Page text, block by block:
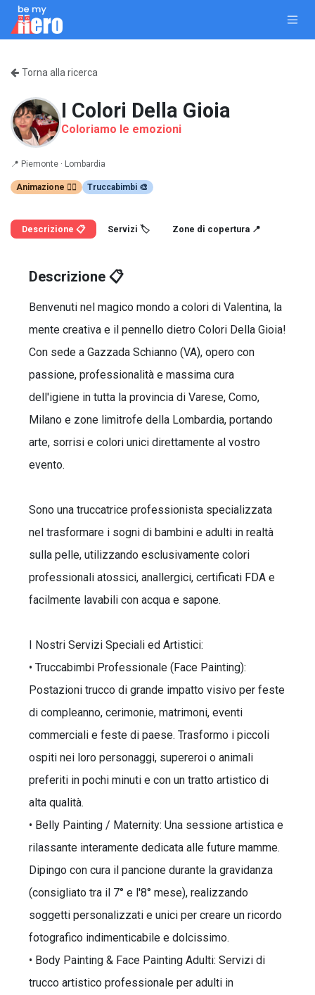
Passa al contenuto
Torna alla ricerca
I Colori Della Gioia
Coloriamo le emozioni
📍 Piemonte · Lombardia
Animazione 🤹‍♂️ Truccabimbi 🎨
Descrizione 📋 Servizi 🏷️ Zone di copertura 📍
Descrizione 📋
Benvenuti nel magico mondo a colori di Valentina, la
mente creativa e il pennello dietro Colori Della Gioia!
Con sede a Gazzada Schianno (VA), opero con
passione, professionalità e massima cura
dell'igiene in tutta la provincia di Varese, Como,
Milano e zone limitrofe della Lombardia, portando
arte, sorrisi e colori unici direttamente al vostro
evento.
Sono una truccatrice professionista specializzata
nel trasformare i sogni di bambini e adulti in realtà
sulla pelle, utilizzando esclusivamente colori
professionali atossici, anallergici, certificati FDA e
facilmente lavabili con acqua e sapone.
I Nostri Servizi Speciali ed Artistici:
• Truccabimbi Professionale (Face Painting):
Postazioni trucco di grande impatto visivo per feste
di compleanno, cerimonie, matrimoni, eventi
commerciali e feste di paese. Trasformo i piccoli
ospiti nei loro personaggi, supereroi o animali
preferiti in pochi minuti e con un tratto artistico di
alta qualità.
• Belly Painting / Maternity: Una sessione artistica e
rilassante interamente dedicata alle future mamme.
Dipingo con cura il pancione durante la gravidanza
(consigliato tra il 7° e l'8° mese), realizzando
soggetti personalizzati e unici per creare un ricordo
fotografico indimenticabile e dolcissimo.
• Body Painting & Face Painting Adulti: Servizi di
trucco artistico professionale per adulti in